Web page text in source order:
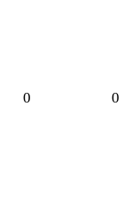
0 0